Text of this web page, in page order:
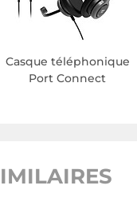
Casque téléphonique
Port Connect